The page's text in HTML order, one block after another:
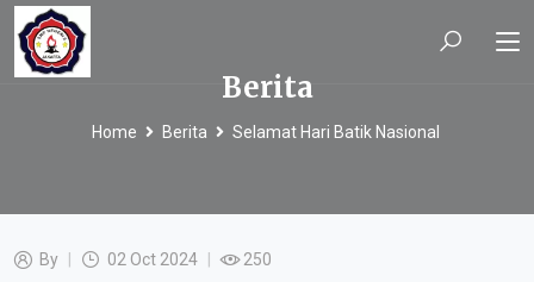
Berita
Home Berita Selamat Hari Batik Nasional
By 02 Oct 2024 250